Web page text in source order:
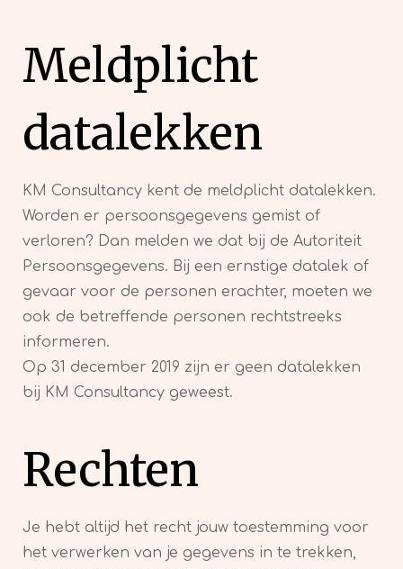
Meldplicht
datalekken
KM Consultancy kent de meldplicht datalekken.
Worden er persoonsgegevens gemist of
verloren? Dan melden we dat bij de Autoriteit
Persoonsgegevens. Bij een ernstige datalek of
gevaar voor de personen erachter, moeten we
ook de betreffende personen rechtstreeks
informeren.
Op 31 december 2019 zijn er geen datalekken
bij KM Consultancy geweest.
Rechten
Je hebt altijd het recht jouw toestemming voor
het verwerken van je gegevens in te trekken,